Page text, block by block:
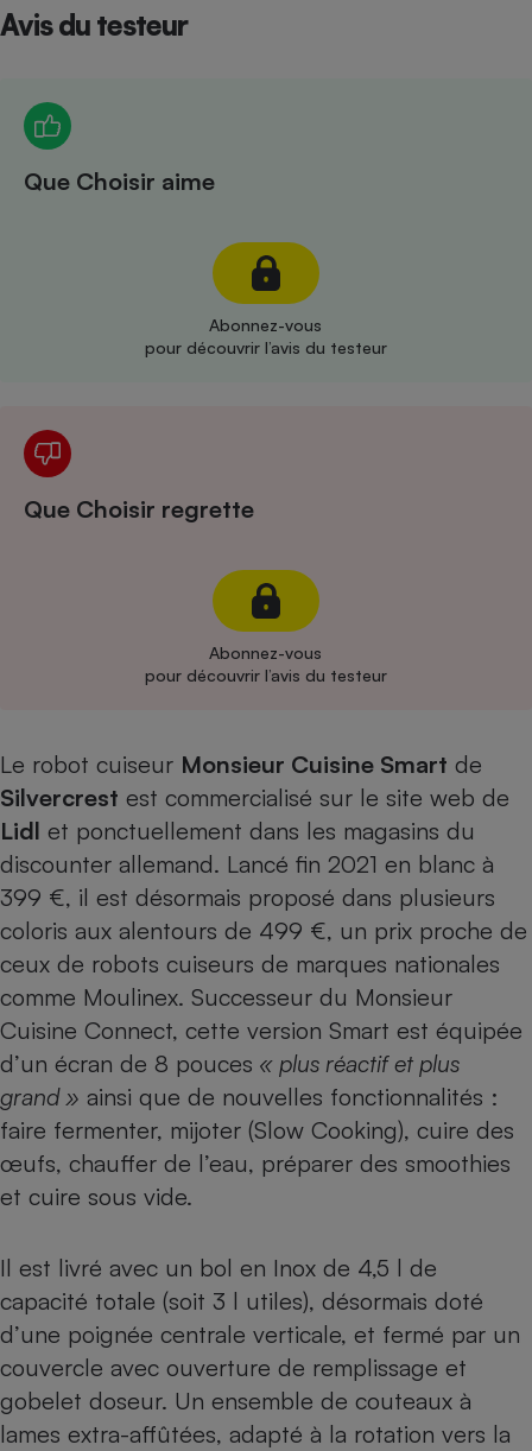
Avis du testeur
Que Choisir aime
Abonnez-vous
pour découvrir l’avis du testeur
Que Choisir regrette
Abonnez-vous
pour découvrir l’avis du testeur
Le robot cuiseur Monsieur Cuisine Smart de
Silvercrest est commercialisé sur le site web de
Lidl et ponctuellement dans les magasins du
discounter allemand. Lancé fin 2021 en blanc à
399 €, il est désormais proposé dans plusieurs
coloris aux alentours de 499 €, un prix proche de
ceux de robots cuiseurs de marques nationales
comme Moulinex. Successeur du Monsieur
Cuisine Connect, cette version Smart est équipée
d’un écran de 8 pouces « plus réactif et plus
grand » ainsi que de nouvelles fonctionnalités :
faire fermenter, mijoter (Slow Cooking), cuire des
œufs, chauffer de l’eau, préparer des smoothies
et cuire sous vide.
Il est livré avec un bol en Inox de 4,5 l de
capacité totale (soit 3 l utiles), désormais doté
d’une poignée centrale verticale, et fermé par un
couvercle avec ouverture de remplissage et
gobelet doseur. Un ensemble de couteaux à
lames extra-affûtées, adapté à la rotation vers la
Robot ménager